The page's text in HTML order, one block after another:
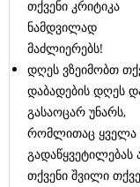
თქვენი კრიტიკა
ნამდვილად
მაძლიერებს!
დღეს ვზეიმობთ
დაბადების დღეს
გასაოცარ უნარს,
რომლითაც ყველა
გადაწყვეტილებას
თქვენი შვილი